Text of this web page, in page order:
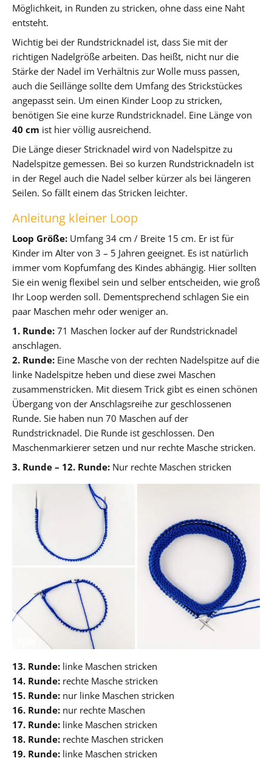
Möglichkeit, in Runden zu stricken, ohne dass eine Naht
entsteht.
Wichtig bei der Rundstricknadel ist, dass Sie mit der
richtigen Nadelgröße arbeiten. Das heißt, nicht nur die
Stärke der Nadel im Verhältnis zur Wolle muss passen,
auch die Seillänge sollte dem Umfang des Strickstückes
angepasst sein. Um einen Kinder Loop zu stricken,
benötigen Sie eine kurze Rundstricknadel. Eine Länge von
40 cm ist hier völlig ausreichend.
Die Länge dieser Stricknadel wird von Nadelspitze zu
Nadelspitze gemessen. Bei so kurzen Rundstricknadeln ist
in der Regel auch die Nadel selber kürzer als bei längeren
Seilen. So fällt einem das Stricken leichter.
Anleitung kleiner Loop
Loop Größe: Umfang 34 cm / Breite 15 cm. Er ist für
Kinder im Alter von 3 – 5 Jahren geeignet. Es ist natürlich
immer vom Kopfumfang des Kindes abhängig. Hier sollten
Sie ein wenig flexibel sein und selber entscheiden, wie groß
Ihr Loop werden soll. Dementsprechend schlagen Sie ein
paar Maschen mehr oder weniger an.
1. Runde: 71 Maschen locker auf der Rundstricknadel
anschlagen.
2. Runde: Eine Masche von der rechten Nadelspitze auf die
linke Nadelspitze heben und diese zwei Maschen
zusammenstricken. Mit diesem Trick gibt es einen schönen
Übergang von der Anschlagsreihe zur geschlossenen
Runde. Sie haben nun 70 Maschen auf der
Rundstricknadel. Die Runde ist geschlossen. Den
Maschenmarkierer setzen und nur rechte Masche stricken.
3. Runde – 12. Runde: Nur rechte Maschen stricken
13. Runde: linke Maschen stricken
14. Runde: rechte Masche stricken
15. Runde: nur linke Maschen stricken
16. Runde: nur rechte Maschen
17. Runde: linke Maschen stricken
18. Runde: rechte Maschen stricken
19. Runde: linke Maschen stricken